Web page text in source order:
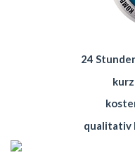
24
qualitativ